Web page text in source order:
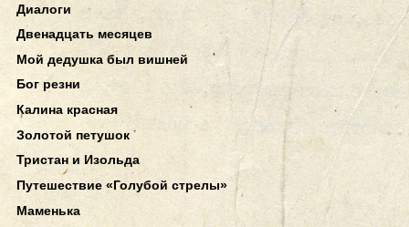
Диалоги
Двенадцать месяцев
Мой дедушка был вишней
Бог резни
Калина красная
Золотой петушок
Тристан и Изольда
Путешествие «Голубой стрелы»
Маменька